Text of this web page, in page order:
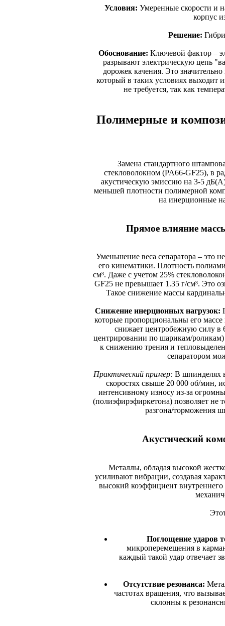
Условия: Умеренные скорости и
корпус
Решение:
Обоснование: Ключевой фактор –
разрывают электрическую цепь
дорожек качения. Это
который в таких условиях выходит
не требуется, так как
Полимерные и
Замена стандартного
стекловолокном (PA66-GF25), в
акустическую эмиссию на 3-5 дБ(А)
меньшей плотности полимерной
на инерционные
Прямое влияние
Уменьшение веса сепаратора – это
его кинематики. Плотность
см³. Даже с учетом 25%
GF25 не превышает 1.35 г/см³. Это
Такое снижение массы
Снижение инерционных нагрузок:
которые пропорциональны его
снижает центробежную силу в
центрировании по шарикам/
к снижению трения и
сепаратором
Практический пример: В шпинделях
скоростях свыше 20 000 об/мин,
интенсивному износу из-за
(полиэфирэфиркетона) позволяет не
разгона/торможения
Акустический
Металлы, обладая высокой
усиливают вибрации, создавая
высокий коэффициент
Поглощение ударов
микроперемещения в
каждый такой удар отвечает
Отсутствие резонанса:
частотах вращения, что
склонны к